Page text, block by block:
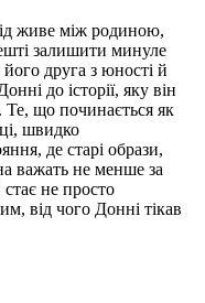
живе між родиною,
залишити минуле
друга з юності й
до історії, яку він
Те, що починається як
швидко
де старі образи,
важать не менше за
не просто
від чого Донні тікав